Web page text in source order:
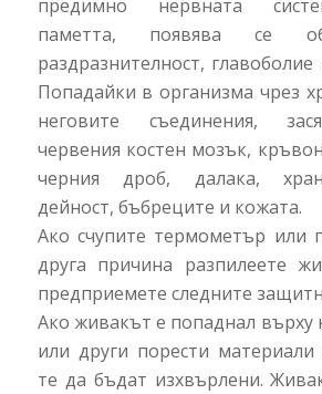
предимно нервната
паметта, появява се
раздразнителност,
Попадайки в организма чрез
неговите съединения,
червения костен мозък,
черния дроб, далака,
дейност, бъбреците и кожата.
Ако счупите термометър или
друга причина разпилеете
предприемете следните
Ако живакът е попаднал върху
или други порести
те да бъдат изхвърлени.